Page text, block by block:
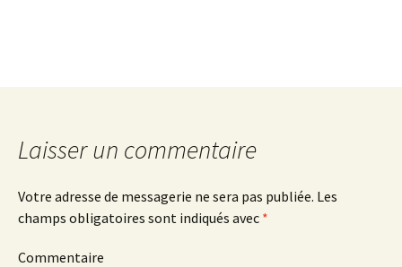
des
articles
Laisser un commentaire
Votre adresse de messagerie ne sera pas publiée. Les
champs obligatoires sont indiqués avec *
Commentaire